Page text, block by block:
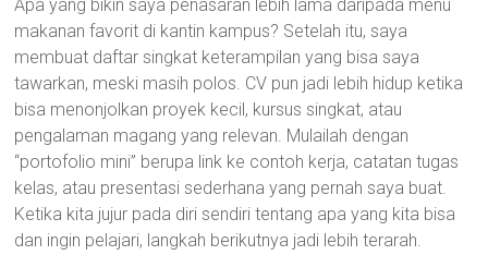
Apa yang bikin saya penasaran lebih lama daripada menu
makanan favorit di kantin kampus? Setelah itu, saya
membuat daftar singkat keterampilan yang bisa saya
tawarkan, meski masih polos. CV pun jadi lebih hidup ketika
bisa menonjolkan proyek kecil, kursus singkat, atau
pengalaman magang yang relevan. Mulailah dengan
“portofolio mini” berupa link ke contoh kerja, catatan tugas
kelas, atau presentasi sederhana yang pernah saya buat.
Ketika kita jujur pada diri sendiri tentang apa yang kita bisa
dan ingin pelajari, langkah berikutnya jadi lebih terarah.